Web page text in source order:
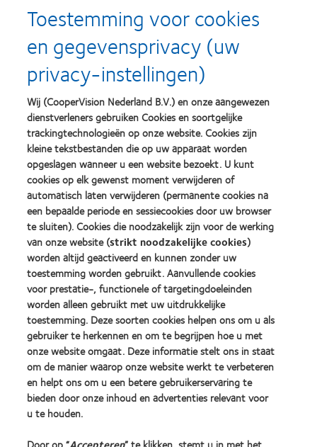
Learn
more
about
Silmo
best
product
award
met
MyDay™
(2013)
Learn
more
about
Contact
Lens
Product
of
the
Year
(2013)
Learn
more
about
2012
&
2010
Best
Companies
for
Leaders
(2012)
Learn
more
about
2011
Best
Factory
Awards
(2011)
Learn
more
about
ODMA
2011
(2011)
Learn
more
about
2012
REBRAND
100®
Global
Award
(2012)
Onze producten
Zoek uw contactlens
Contactlenstechnologie
Vind uw opticien
Toestemming voor cookies
en gegevensprivacy (uw
privacy-instellingen)
Wij (CooperVision Nederland B.V.) en onze aangewezen
dienstverleners gebruiken Cookies en soortgelijke
trackingtechnologieën op onze website. Cookies zijn
kleine tekstbestanden die op uw apparaat worden
opgeslagen wanneer u een website bezoekt. U kunt
cookies op elk gewenst moment verwijderen of
automatisch laten verwijderen (permanente cookies na
een bepaalde periode en sessiecookies door uw browser
te sluiten). Cookies die noodzakelijk zijn voor de werking
van onze website (strikt noodzakelijke cookies)
worden altijd geactiveerd en kunnen zonder uw
toestemming worden gebruikt. Aanvullende cookies
voor prestatie-, functionele of targetingdoeleinden
worden alleen gebruikt met uw uitdrukkelijke
toestemming. Deze soorten cookies helpen ons om u als
gebruiker te herkennen en om te begrijpen hoe u met
onze website omgaat. Deze informatie stelt ons in staat
om de manier waarop onze website werkt te verbeteren
en helpt ons om u een betere gebruikerservaring te
bieden door onze inhoud en advertenties relevant voor
u te houden.